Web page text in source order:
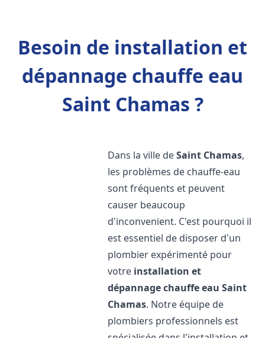
Besoin de installation et
dépannage chauffe eau
Saint Chamas ?
Dans la ville deSaint Chamas,
les problèmes de chauffe-eau
sont fréquents et peuvent
causer beaucoup
d'inconvenient. C'est pourquoi il
est essentiel de disposer d'un
plombier expérimenté pour
votre installation et
dépannage chauffe eau Saint
Chamas. Notre équipe de
plombiers professionnels est